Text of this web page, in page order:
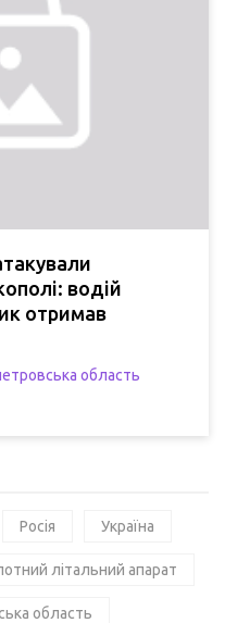
водій
отримав
область
Росія Україна
літальний апарат
область